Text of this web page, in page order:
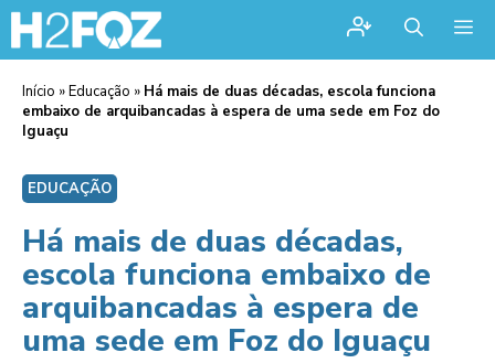
Início »Educação » Há mais de duas décadas, escola funciona
embaixo de arquibancadas à espera de uma sede em Foz do
Iguaçu
EDUCAÇÃO
Há mais de duas décadas,
escola funciona embaixo de
arquibancadas à espera de
uma sede em Foz do Iguaçu